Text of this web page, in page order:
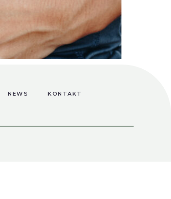
cywilizacji, zaburzenia
NEWS KONTAKT